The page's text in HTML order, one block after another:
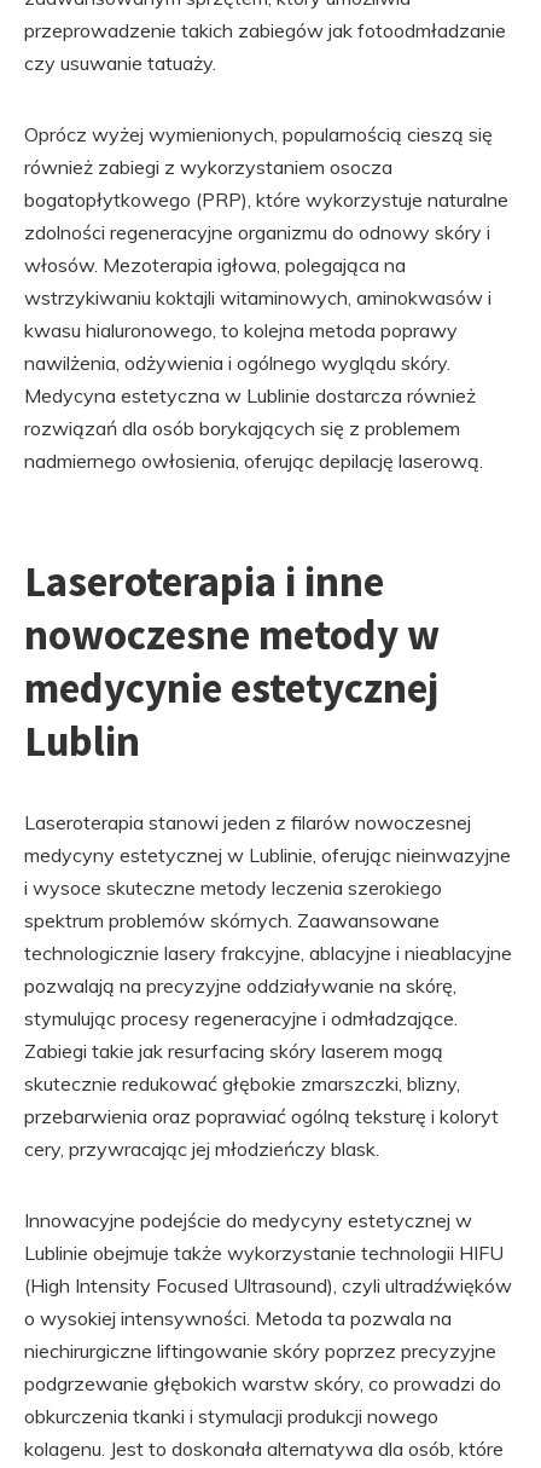
przeprowadzenie takich zabiegów jak fotoodmładzanie
czy usuwanie tatuaży.
Oprócz wyżej wymienionych, popularnością cieszą się
również zabiegi z wykorzystaniem osocza
bogatopłytkowego (PRP), które wykorzystuje naturalne
zdolności regeneracyjne organizmu do odnowy skóry i
włosów. Mezoterapia igłowa, polegająca na
wstrzykiwaniu koktajli witaminowych, aminokwasów i
kwasu hialuronowego, to kolejna metoda poprawy
nawilżenia, odżywienia i ogólnego wyglądu skóry.
Medycyna estetyczna w Lublinie dostarcza również
rozwiązań dla osób borykających się z problemem
nadmiernego owłosienia, oferując depilację laserową.
Laseroterapia i inne
nowoczesne metody w
medycynie estetycznej
Lublin
Laseroterapia stanowi jeden z filarów nowoczesnej
medycyny estetycznej w Lublinie, oferując nieinwazyjne
i wysoce skuteczne metody leczenia szerokiego
spektrum problemów skórnych. Zaawansowane
technologicznie lasery frakcyjne, ablacyjne i nieablacyjne
pozwalają na precyzyjne oddziaływanie na skórę,
stymulując procesy regeneracyjne i odmładzające.
Zabiegi takie jak resurfacing skóry laserem mogą
skutecznie redukować głębokie zmarszczki, blizny,
przebarwienia oraz poprawiać ogólną teksturę i koloryt
cery, przywracając jej młodzieńczy blask.
Innowacyjne podejście do medycyny estetycznej w
Lublinie obejmuje także wykorzystanie technologii HIFU
(High Intensity Focused Ultrasound), czyli ultradźwięków
o wysokiej intensywności. Metoda ta pozwala na
niechirurgiczne liftingowanie skóry poprzez precyzyjne
podgrzewanie głębokich warstw skóry, co prowadzi do
obkurczenia tkanki i stymulacji produkcji nowego
kolagenu. Jest to doskonała alternatywa dla osób, które